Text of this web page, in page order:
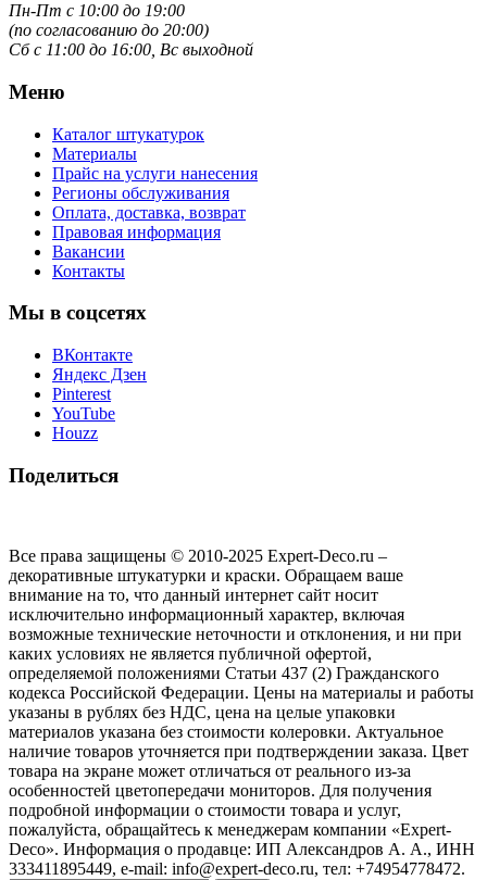
Пн-Пт с 10:00 до 19:00
(по согласованию до 20:00)
Сб с 11:00 до 16:00, Вс выходной
Меню
Каталог штукатурок
Материалы
Прайс на услуги нанесения
Регионы обслуживания
Оплата, доставка, возврат
Правовая информация
Вакансии
Контакты
Мы в соцсетях
ВКонтакте
Яндекс Дзен
Pinterest
YouTube
Houzz
Поделиться
Все права защищены © 2010-2025 Expert-Deco.ru –
декоративные штукатурки и краски. Обращаем ваше
внимание на то, что данный интернет сайт носит
исключительно информационный характер, включая
возможные технические неточности и отклонения, и ни при
каких условиях не является публичной офертой,
определяемой положениями Статьи 437 (2) Гражданского
кодекса Российской Федерации. Цены на материалы и работы
указаны в рублях без НДС, цена на целые упаковки
материалов указана без стоимости колеровки. Актуальное
наличие товаров уточняется при подтверждении заказа. Цвет
товара на экране может отличаться от реального из‑за
особенностей цветопередачи мониторов. Для получения
подробной информации о стоимости товара и услуг,
пожалуйста, обращайтесь к менеджерам компании «Expert-
Deco». Информация о продавце: ИП Александров А. А., ИНН
333411895449, e-mail: info@expert-deco.ru, тел: +74954778472.